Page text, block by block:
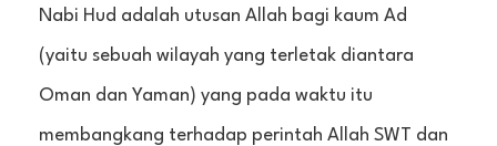
Nabi Hud adalah utusan Allah bagi kaum Ad
(yaitu sebuah wilayah yang terletak diantara
Oman dan Yaman) yang pada waktu itu
membangkang terhadap perintah Allah SWT dan